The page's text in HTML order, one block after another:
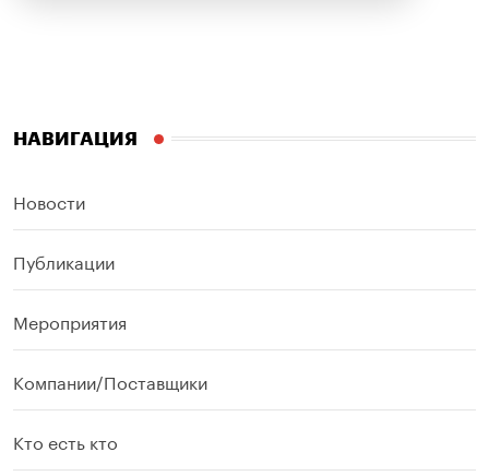
НАВИГАЦИЯ
Новости
Публикации
Мероприятия
Компании/Поставщики
Кто есть кто